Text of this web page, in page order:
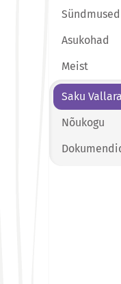
Sündmused
Asukohad
Meist
Saku
Nõukogu